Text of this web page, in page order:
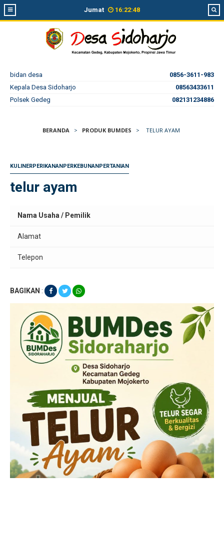
Jumat 16:22:49
bidan desa
0856-3611-983
Kepala Desa Sidoharjo
08563433611
Polsek Gedeg
082131234886
BERANDA > PRODUK BUMDES > TELUR AYAM
KULINERPERIKANANPERKEBUNANPERTANIAN
telur ayam
Nama Usaha / Pemilik
Alamat
Telepon
BAGIKAN :